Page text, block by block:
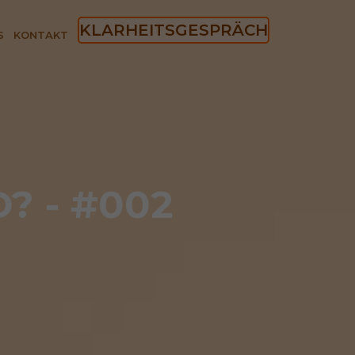
KONTAKT KLARHEITSGESPRÄCH
- #002